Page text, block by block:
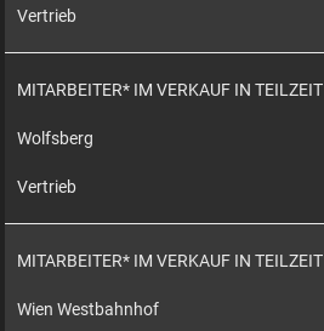
Vertrieb
MITARBEITER* IM VERKAUF IN TEILZEIT
Wolfsberg
Vertrieb
MITARBEITER* IM VERKAUF IN TEILZEIT
Wien Westbahnhof